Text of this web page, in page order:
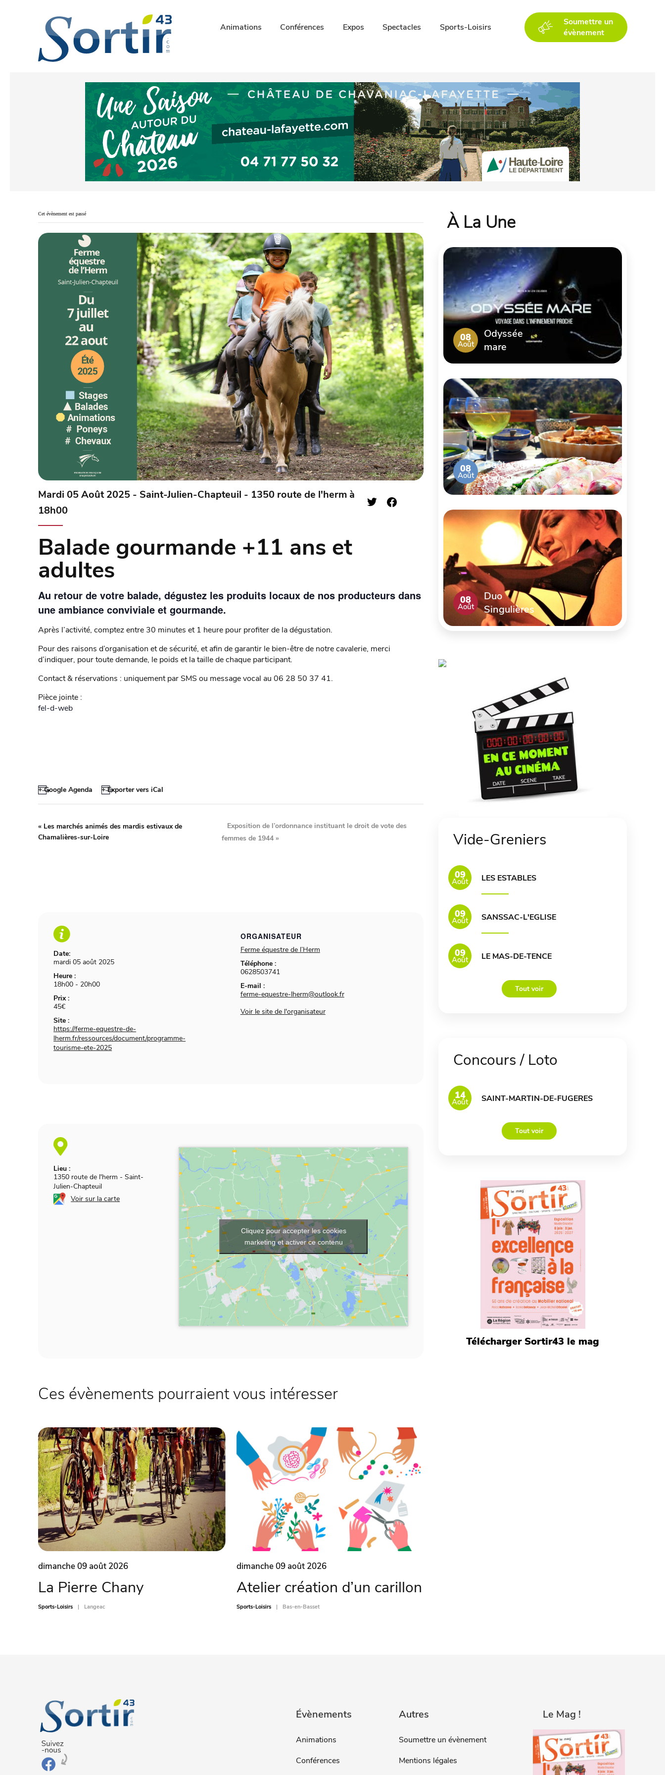
Animations Conférences Expos Spectacles Sports-Loisirs
Soumettre un
évènement
Cet évènement est passé
Mardi 05 Août 2025 - Saint-Julien-Chapteuil - 1350 route de l'herm à
18h00
Balade gourmande +11 ans et
adultes
Au retour de votre balade, dégustez les produits locaux de nos producteurs dans
une ambiance conviviale et gourmande.
Après l’activité, comptez entre 30 minutes et 1 heure pour profiter de la dégustation.
Pour des raisons d’organisation et de sécurité, et afin de garantir le bien-être de notre cavalerie, merci
d’indiquer, pour toute demande, le poids et la taille de chaque participant.
Contact & réservations : uniquement par SMS ou message vocal au 06 28 50 37 41.
Pièce jointe :
fel-d-web
+ Google Agenda + Exporter vers iCal
Date:
mardi 05 août 2025
Heure :
18h00 - 20h00
Prix :
45€
Site :
https://ferme-equestre-de-
lherm.fr/ressources/document/programme-
tourisme-ete-2025
ORGANISATEUR
Ferme équestre de l’Herm
Téléphone :
0628503741
E-mail :
ferme-equestre-lherm@outlook.fr
Voir le site de l'organisateur
Lieu :
1350 route de l'herm -Saint-
Julien-Chapteuil
Voir sur la carte
Cliquez pour accepter les cookies
marketing et activer ce contenu
« Les marchés animés des mardis estivaux de
Chamalières-sur-Loire
Exposition de l’ordonnance instituant le droit de vote des
femmes de 1944 »
Ces évènements pourraient vous intéresser
dimanche 09 août 2026
La Pierre Chany
Sports-Loisirs Langeac
dimanche 09 août 2026
Atelier création d’un carillon
Sports-Loisirs Bas-en-Basset
À La Une
08
Août
Odyssée
mare
08
Août
Goûter le
paysage
08
Août
Duo
Singulières
Vide-Greniers
09
Août LES ESTABLES
09
Août SANSSAC-L'EGLISE
09
Août LE MAS-DE-TENCE
Tout voir
Concours / Loto
14
Août SAINT-MARTIN-DE-FUGERES
Tout voir
Télécharger Sortir43 le mag
Évènements
Animations
Conférences
Autres
Soumettre un évènement
Mentions légales
Le Mag !